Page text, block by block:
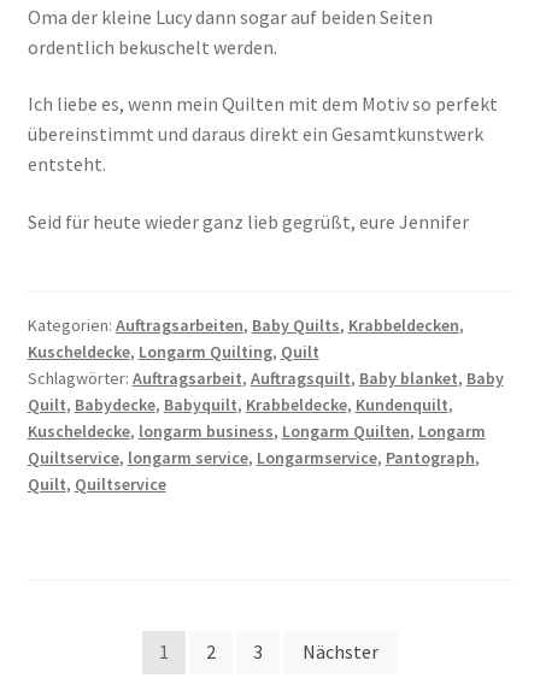
Oma der kleine Lucy dann sogar auf beiden Seiten
ordentlich bekuschelt werden.
Ich liebe es, wenn mein Quilten mit dem Motiv so perfekt
übereinstimmt und daraus direkt ein Gesamtkunstwerk
entsteht.
Seid für heute wieder ganz lieb gegrüßt, eure Jennifer
Kategorien: Auftragsarbeiten, Baby Quilts, Krabbeldecken,
Kuscheldecke, Longarm Quilting, Quilt
Schlagwörter: Auftragsarbeit, Auftragsquilt, Baby blanket, Baby
Quilt, Babydecke, Babyquilt, Krabbeldecke, Kundenquilt,
Kuscheldecke, longarm business, Longarm Quilten, Longarm
Quiltservice, longarm service, Longarmservice, Pantograph,
Quilt, Quiltservice
Seitennummerierung
1 2 3 Nächster